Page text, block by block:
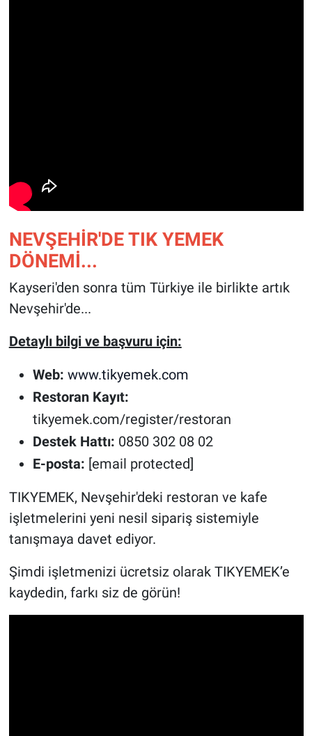
NEVŞEHİR'DE TIK YEMEK
DÖNEMİ...
Kayseri'den sonra tüm Türkiye ile birlikte artık
Nevşehir'de...
Detaylı bilgi ve başvuru için:
Web: www.tikyemek.com
Restoran Kayıt:
tikyemek.com/register/restoran
Destek Hattı: 0850 302 08 02
E-posta: [email protected]
TIKYEMEK, Nevşehir'deki restoran ve kafe
işletmelerini yeni nesil sipariş sistemiyle
tanışmaya davet ediyor.
Şimdi işletmenizi ücretsiz olarak TIKYEMEK’e
kaydedin, farkı siz de görün!